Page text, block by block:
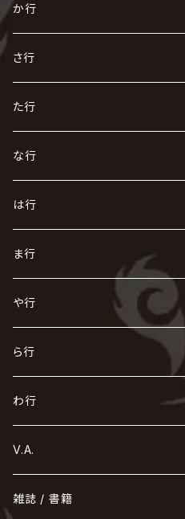
あ
R指定
AIOLIN
Azavana
Acid Black Cherry
い
IKUO
exist†trace
色々な十字架
168 / 葵-168-
う
VIRGE / ヴァージュ
Waive
UCHUSENTAI:NOIZ / 宇宙戦隊NOIZ
え
ACE OF SPADES
X JAPAN
LSN / The LEGENDARY SIX NINE
お
AURORIZE
OFIAM
か行
か
怪人二十面奏
Kαin
the GazettE
GOTCHAROCKA
き
KISAKI
キズ
KIRITO / キリト
己龍
く
Crack6
グラビティ
黒夢
け
[ kei ] / 圭
仮病
こ
GOATBED
ゴールデンボンバー
さ行
さ
ザアザア
The THIRTEEN
XANVALA
し
Zeke Deux
Z CLEAR
ジグソウ
す
Z CLEAR
超ジャシー
せ
ゼラ
零[Hz]
そ
SOPHIA
ZOMBIE / ぞんび
た行
た
DASEIN
DAIGO
逹瑯
ち
CHAQLA.
つ
て
D
DIAURA
と
東京花嫁
Tourbillon
な行
な
NIGHTMARE
NAZARE
に
NiEL
NICOLAS
ぬ
nurié
ね
NETH PRIERE CAIN
NEVERLAND
の
NoGoD
NOCTURNAL BLOODLUST
は行
は
heidi.
H.U.G
ひ
HERO
美炎-BIEN-
ふ
Far East Dizain
Fatüm
へ
BabyKingdom
THE BEETHOVEN
ほ
POIDOL
ま行
ま
THE MICRO HEAD 4N'S
MAO / マオ from SID
み
未完成アリス
ミスイ
む
MUCC / ムック
め
メトロノーム
も
や行
や
ヤミテラ / 外道反逆者ヤミテラ
ゆ
YUKIYA / 藤田幸也
ユナイト
よ
ら行
ら
rice
Rides In ReVellion
り
Leetspeak monsters
る
わ行
わ
wyse
V.A.
雑誌 / 書籍